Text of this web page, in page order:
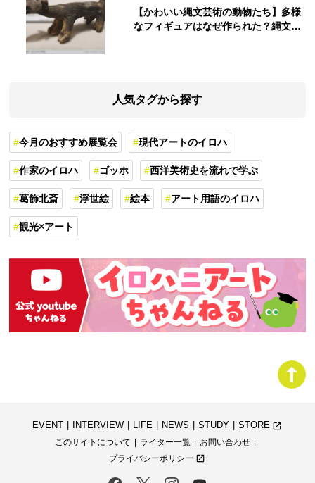
【かわいい縄文芸術の動物たち】多様
なフィギュアはなぜ作られた？縄文人
人気タグから探す
今月のおすすめ展覧会 現代アートのイロハ
作家のイロハ ゴッホ 西洋美術史を流れで学ぶ
葛飾北斎 浮世絵 絵本 アート用語のイロハ
観光×アート
EVENT INTERVIEW LIFE NEWS STUDY STORE launch
このサイトについて
ライター一覧
お問い合わせ
プライバシーポリシー launch